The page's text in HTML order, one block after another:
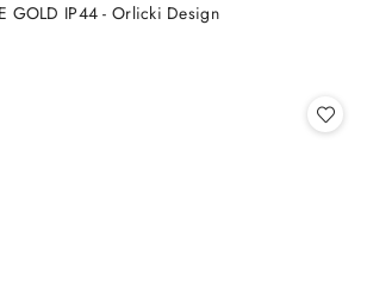
GOLD IP44 - Orlicki Design